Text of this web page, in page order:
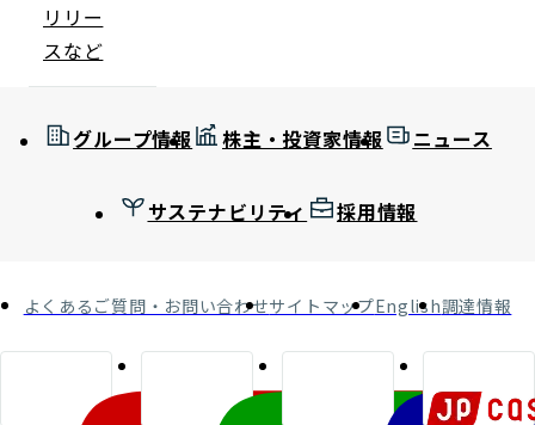
リリー
スなど
グループ情報 株主・投資家情報 ニュース
サステナビリティ 採用情報
よくあるご質問・お問い合わせサイトマップEnglish調達情報